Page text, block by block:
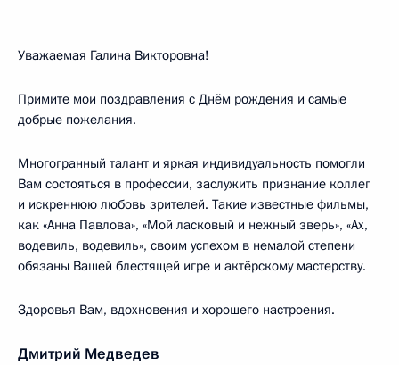
Уважаемая Галина Викторовна!
Примите мои поздравления с Днём рождения и самые
добрые пожелания.
Многогранный талант и яркая индивидуальность помогли
Вам состояться в профессии, заслужить признание коллег
и искреннюю любовь зрителей. Такие известные фильмы,
как «Анна Павлова», «Мой ласковый и нежный зверь», «Ах,
водевиль, водевиль», своим успехом в немалой степени
обязаны Вашей блестящей игре и актёрскому мастерству.
Здоровья Вам, вдохновения и хорошего настроения.
Дмитрий Медведев